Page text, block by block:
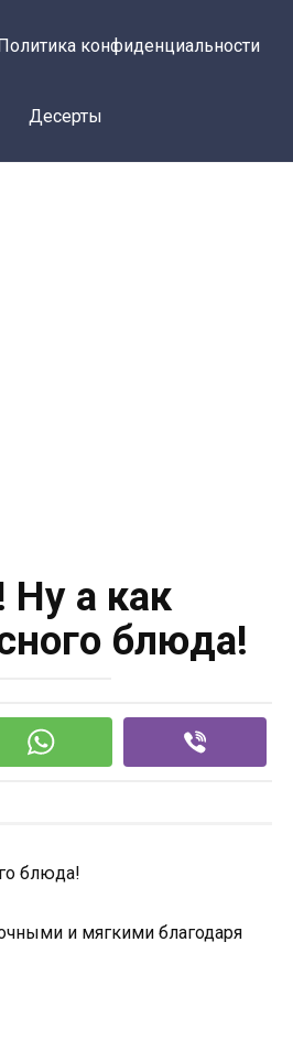
конфиденциальности
Десерты
Ну а как
блюда!
и мягкими благодаря